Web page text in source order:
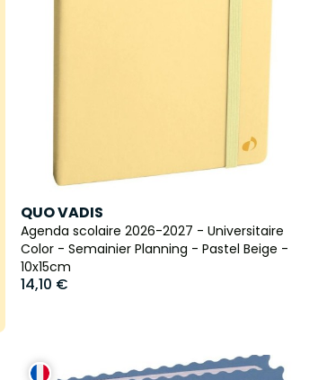
QUO VADIS
Agenda scolaire 2026-2027 - Universitaire
Color - Semainier Planning - Pastel Beige -
10x15cm
14,10 €